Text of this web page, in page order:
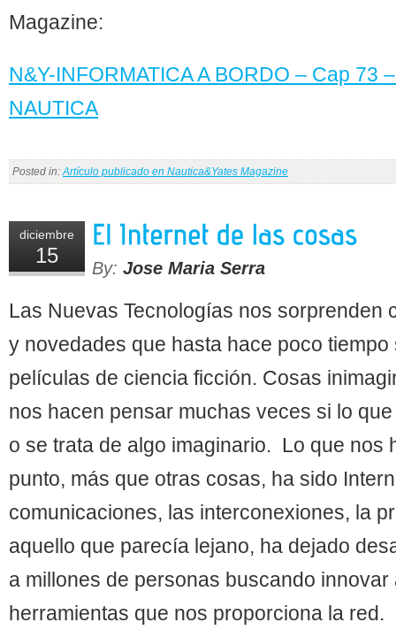
Magazine:
N&Y-INFORMATICA A BORDO – Cap 73
NAUTICA
Posted in:Artículo publicado en Nautica&Yates Magazine
diciembre
15
By: Jose Maria Serra
Las Nuevas Tecnologías nos sorprenden
y novedades que hasta hace poco
películas de ciencia ficción. Cosas
nos hacen pensar muchas veces si lo
o se trata de algo imaginario. Lo que nos
punto, más que otras cosas, ha sido
comunicaciones, las interconexiones, la
aquello que parecía lejano, ha dejado
a millones de personas buscando
herramientas que nos proporciona la red.